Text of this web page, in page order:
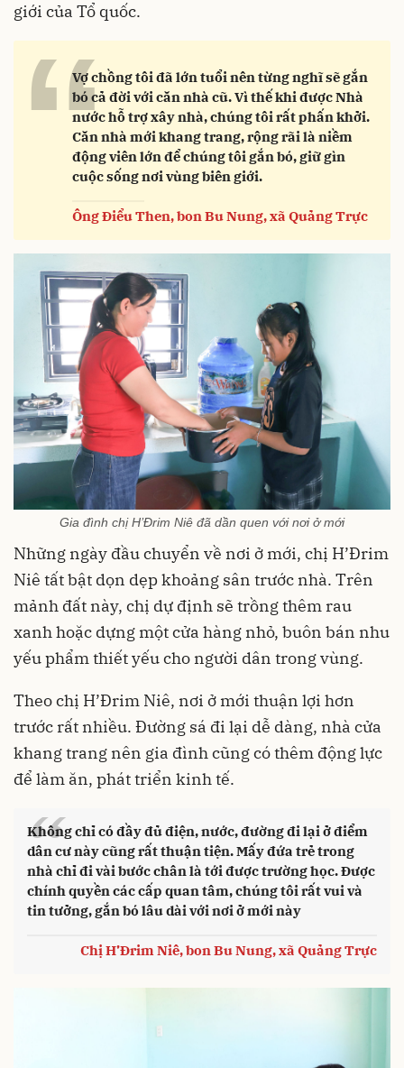
giới của Tổ quốc.
“Vợ chồng tôi đã lớn tuổi nên từng nghĩ sẽ gắn
bó cả đời với căn nhà cũ. Vì thế khi được Nhà
nước hỗ trợ xây nhà, chúng tôi rất phấn khởi.
Căn nhà mới khang trang, rộng rãi là niềm
động viên lớn để chúng tôi gắn bó, giữ gìn
cuộc sống nơi vùng biên giới.
Ông Điểu Then, bon Bu Nung, xã Quảng Trực
Gia đình chị H’Đrim Niê đã dần quen với nơi ở mới
Những ngày đầu chuyển về nơi ở mới, chị H’Đrim
Niê tất bật dọn dẹp khoảng sân trước nhà. Trên
mảnh đất này, chị dự định sẽ trồng thêm rau
xanh hoặc dựng một cửa hàng nhỏ, buôn bán nhu
yếu phẩm thiết yếu cho người dân trong vùng.
Theo chị H’Đrim Niê, nơi ở mới thuận lợi hơn
trước rất nhiều. Đường sá đi lại dễ dàng, nhà cửa
khang trang nên gia đình cũng có thêm động lực
để làm ăn, phát triển kinh tế.
“
Không chỉ có đầy đủ điện, nước, đường đi lại ở điểm
dân cư này cũng rất thuận tiện. Mấy đứa trẻ trong
nhà chỉ đi vài bước chân là tới được trường học. Được
chính quyền các cấp quan tâm, chúng tôi rất vui và
tin tưởng, gắn bó lâu dài với nơi ở mới này
Chị H’Đrim Niê, bon Bu Nung, xã Quảng Trực